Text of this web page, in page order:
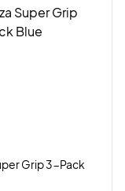
Grip 3-Pack